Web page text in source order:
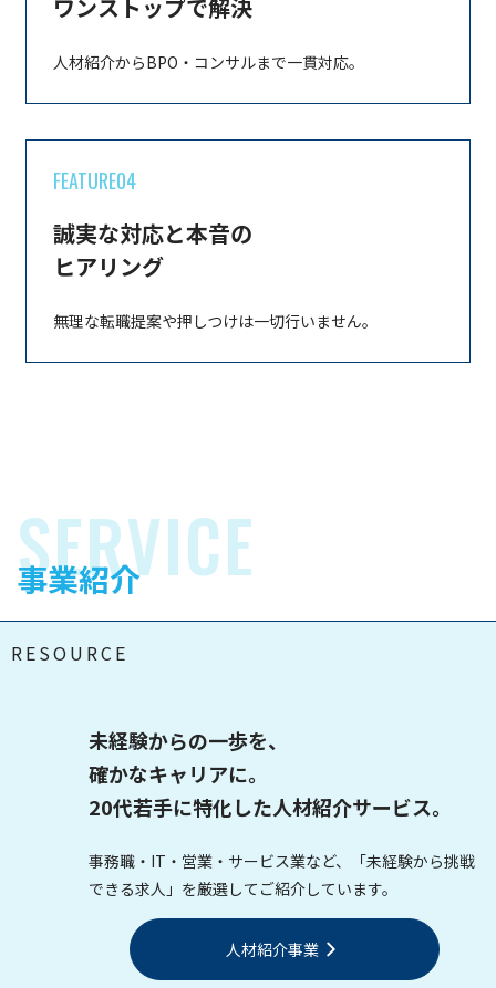
ワンストップで解決
人材紹介からBPO・コンサルまで一貫対応。
FEATURE04
誠実な対応と本音の
ヒアリング
無理な転職提案や押しつけは一切行いません。
SERVICE
事業紹介
RESOURCE
未経験からの一歩を、
確かなキャリアに。
20代若手に特化した人材紹介サービス。
事務職・IT・営業・サービス業など、「未経験から挑戦
できる求人」を厳選してご紹介しています。
人材紹介事業